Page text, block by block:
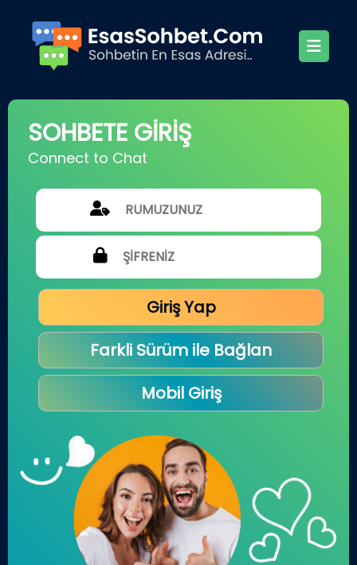
SOHBETE GİRİŞ
Connect to Chat
Giriş Yap
Farkli Sürüm ile Bağlan
Mobil Giriş